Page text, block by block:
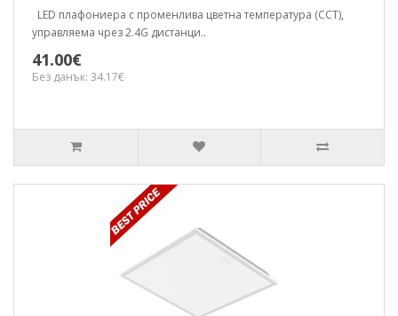
LED плафониера с променлива цветна температура (CCT),
управляема чрез 2.4G дистанци..
41.00€
Без данък: 34.17€